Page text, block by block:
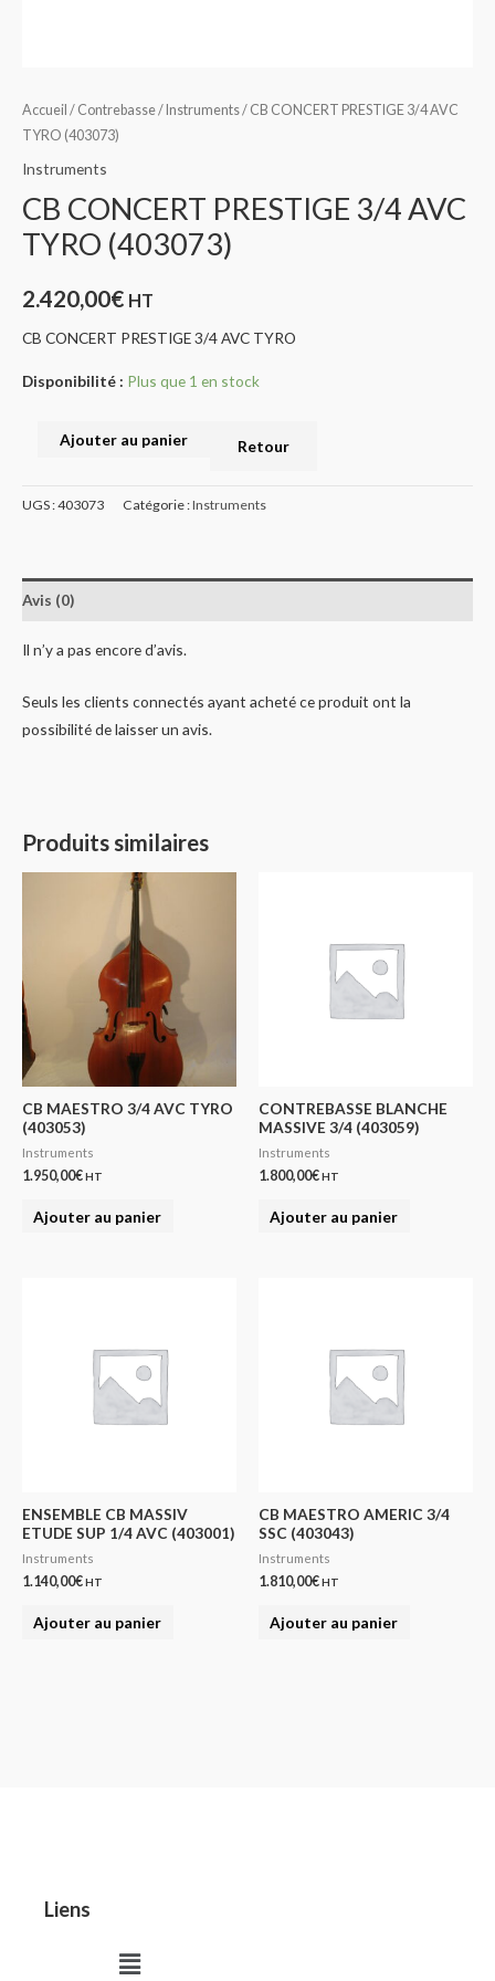
Accueil / Contrebasse/ Instruments/ CB CONCERT PRESTIGE 3/4 AVC
TYRO (403073)
Instruments
CB CONCERT PRESTIGE 3/4 AVC
TYRO (403073)
2.420,00€ HT
CB CONCERT PRESTIGE 3/4 AVC TYRO
Disponibilité : Plus que 1 en stock
Ajouter au panier Retour
UGS :403073 Catégorie :Instruments
Avis (0)
Il n’y a pas encore d’avis.
Seuls les clients connectés ayant acheté ce produit ont la
possibilité de laisser un avis.
Produits similaires
CB MAESTRO 3/4 AVC TYRO
(403053)
Instruments
1.950,00€HT
Ajouter au panier
CONTREBASSE BLANCHE
MASSIVE 3/4 (403059)
Instruments
1.800,00€HT
Ajouter au panier
ENSEMBLE CB MASSIV
ETUDE SUP 1/4 AVC (403001)
Instruments
1.140,00€HT
Ajouter au panier
CB MAESTRO AMERIC 3/4
SSC (403043)
Instruments
1.810,00€HT
Ajouter au panier
Liens
Menu